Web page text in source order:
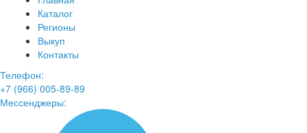
Каталог
Регионы
Выкуп
Контакты
Телефон:
+7 (966) 005-89-89
Мессенджеры: